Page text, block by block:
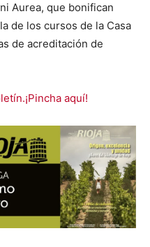
Aurea, que bonifican
de los cursos de la Casa
de acreditación de
aquí!